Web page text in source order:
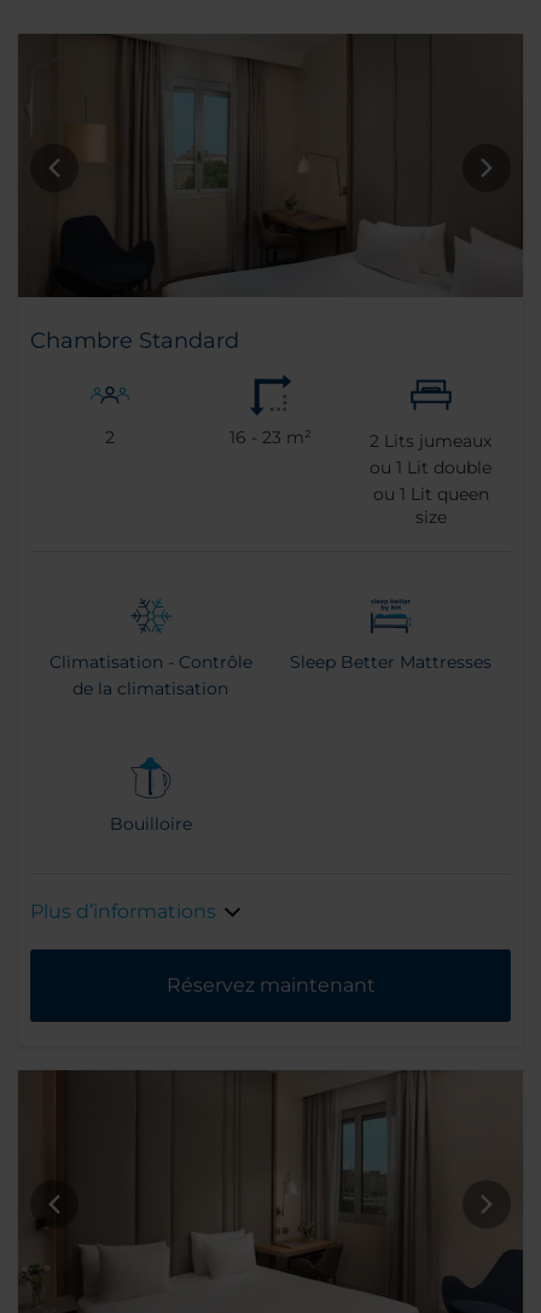
Chambre Standard
2 16 - 23 m² 2 Lits jumeaux
ou1 Lit double
ou 1 Lit queen
size
Climatisation - Contrôle
de la climatisation
Sleep Better Mattresses
Bouilloire
Plus d’informations
Réservez maintenant